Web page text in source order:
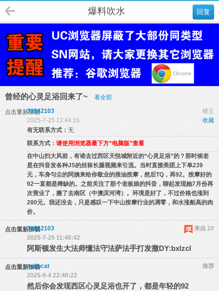
回复
爆料吹水
曾经的心灵足浴回来了~ 看全部
点击重新加载 楼主
30542103
收藏
2025-7-25 11:44:16
有无联系方式： 无
联系方式： 请使用浏览器最下方“电脑版”查看
在中山扫大风前，有谁去过西区天悦城附近的“心灵足浴”的？那时候老
是在抖音发各种JS的丝袜长腿视频来引流。当时直接美团上下单239
元，车身匀尘的阿姨来给你敬业的推油按摩，然后TQ，再92。按摩好的
92一直都是稀缺的。之前关注了那个老板娘的抖音，聊起发现她7月份再
次营业了，搬了去南区（中澳滨河湾）。环境是好了，不过价格也涨到
280元。我还没去，只是感叹一下中山按摩行业的凋零，和水涨船高的肉
价。
点击重新加载 来自 2#
30542103
2025-7-25 11:46:42
阿斯顿发生大法师懂法守法萨法手打发撒DY:bxlzcl
点击重新加载 推荐
agitocat
2025-9-4 22:40:22
然后你会发现西区心灵足浴也开了，都是年轻的92